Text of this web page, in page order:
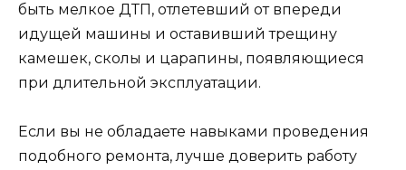
быть мелкое ДТП, отлетевший от впереди
идущей машины и оставивший трещину
камешек, сколы и царапины, появляющиеся
при длительной эксплуатации.
Если вы не обладаете навыками проведения
подобного ремонта, лучше доверить работу